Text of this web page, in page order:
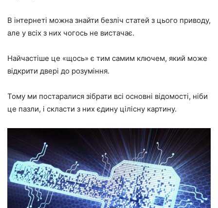
В інтернеті можна знайти безліч статей з цього приводу,
але у всіх з них чогось не вистачає.
Найчастіше це «щось» є тим самим ключем, який може
відкрити двері до розуміння.
Тому ми постаралися зібрати всі основні відомості, ніби
це пазли, і скласти з них єдину цілісну картину.